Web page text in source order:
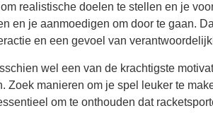
realistische doelen te stellen en je
en je aanmoedigen om door te gaan.
en een gevoel van
wel een van de krachtigste
Zoek manieren om je spel leuker te
om te onthouden dat